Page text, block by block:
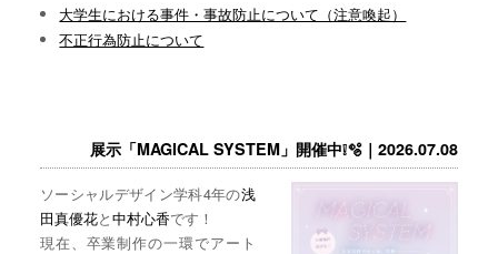
大学生における事件・事故防止について（注意喚起）
不正行為防止について
展示「MAGICAL SYSTEM」開催中❕🫧｜2026.07.08
ソーシャルデザイン学科4年の浅
田真優花と中村心香です！
現在、卒業制作の一環でアート